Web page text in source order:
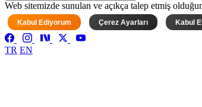
Web sitemizde sunulan ve açıkça talep etmiş
Kabul Ediyorum Çerez Ayarları Kabul
TR EN